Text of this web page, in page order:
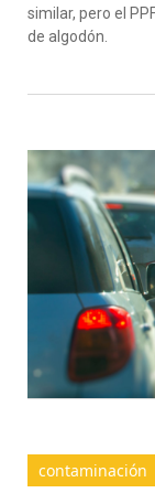
similar, pero el
de algodón.
contaminación